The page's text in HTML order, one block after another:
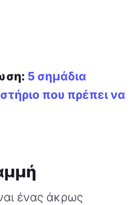
5 σημάδια
που πρέπει να
ένας άκρως